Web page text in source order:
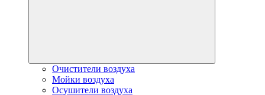
Очистители воздуха
Мойки воздуха
Осушители воздуха